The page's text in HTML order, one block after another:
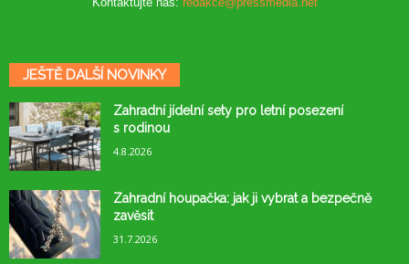
JEŠTĚ DALŠÍ NOVINKY
Zahradní jídelní sety pro letní posezení
s rodinou
4.8.2026
Zahradní houpačka: jak ji vybrat a bezpečně
zavěsit
31.7.2026